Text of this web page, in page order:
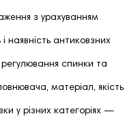
з урахуванням
і наявність антиковзних
спинки та
матеріал, якість
у різних категоріях —